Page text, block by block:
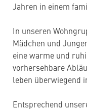
Jahren in einem
In unseren
Mädchen und
eine warme und
vorhersehbare
leben überwiegend
Entsprechend